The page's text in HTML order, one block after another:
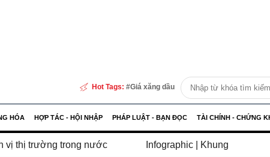
Hot Tags: Giá xăng dầu
HÓA HỢP TÁC - HỘI NHẬP PHÁP LUẬT - BẠN ĐỌC TÀI CHÍNH - CHỨNG
nước Infographic | Khung kế hoạch thời gian cố